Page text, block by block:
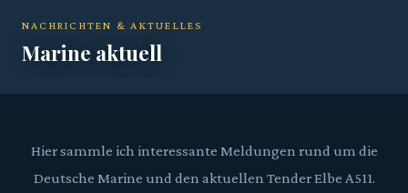
NACHRICHTEN & AKTUELLES
Marine aktuell
Hier sammle ich interessante Meldungen rund um die
Deutsche Marine und den aktuellen Tender Elbe A511.